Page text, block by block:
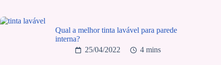
Qual a melhor tinta lavável para parede
interna?
25/04/2022
4 mins